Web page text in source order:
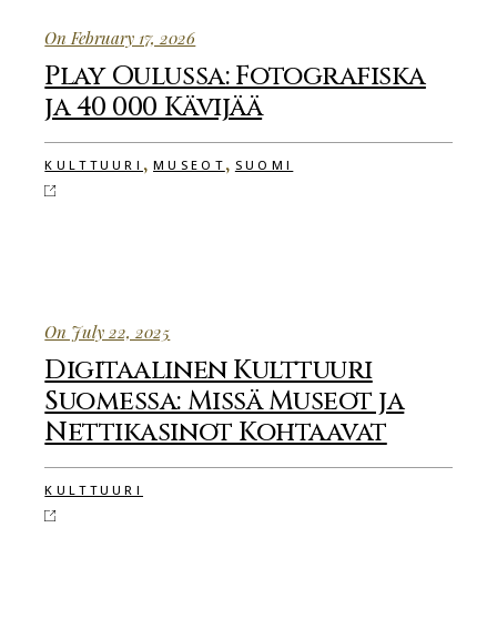
On February 17, 2026
Play Oulussa: Fotografiska
ja 40 000 Kävijää
KULTTUURI ,MUSEOT , SUOMI
On July 22, 2025
Digitaalinen Kulttuuri
Suomessa: Missä Museot ja
Nettikasinot Kohtaavat
KULTTUURI